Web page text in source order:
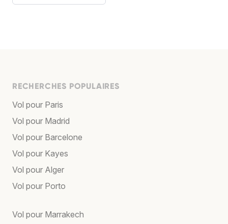
RECHERCHES POPULAIRES
Vol pour Paris
Vol pour Madrid
Vol pour Barcelone
Vol pour Kayes
Vol pour Alger
Vol pour Porto
Vol pour Marrakech